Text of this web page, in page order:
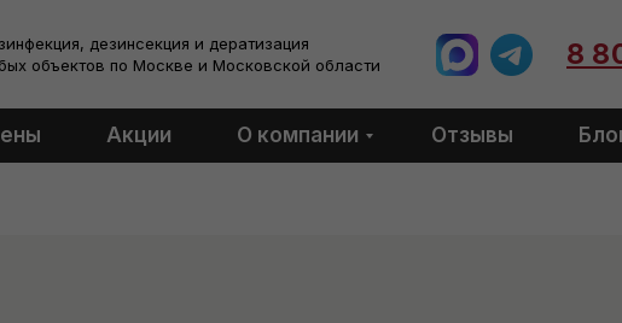
8
дезинсекция и дератизация
объектов по Москве и Московской области
Акции О компании Отзывы